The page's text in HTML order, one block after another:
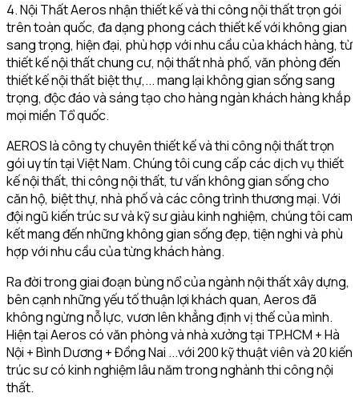
4. Nội Thất Aeros nhận thiết kế và thi công nội thất trọn gói
trên toàn quốc, đa dạng phong cách thiết kế với không gian
sang trọng, hiện đại, phù hợp với nhu cầu của khách hàng, từ
thiết kế nội thất chung cư, nội thất nhà phố, văn phòng đến
thiết kế nội thất biệt thự,... mang lại không gian sống sang
trọng, độc đáo và sáng tạo cho hàng ngàn khách hàng khắp
mọi miền Tổ quốc.
AEROS là công ty chuyên thiết kế và thi công nội thất trọn
gói uy tín tại Việt Nam. Chúng tôi cung cấp các dịch vụ thiết
kế nội thất, thi công nội thất, tư vấn không gian sống cho
căn hộ, biệt thự, nhà phố và các công trình thương mại. Với
đội ngũ kiến trúc sư và kỹ sư giàu kinh nghiệm, chúng tôi cam
kết mang đến những không gian sống đẹp, tiện nghi và phù
hợp với nhu cầu của từng khách hàng.
Ra đời trong giai đoạn bùng nổ của ngành nội thất xây dựng,
bên cạnh những yếu tố thuận lợi khách quan, Aeros đã
không ngừng nỗ lực, vươn lên khẳng định vị thế của mình.
Hiện tại Aeros có văn phòng và nhà xưởng tại TP.HCM + Hà
Nội + Bình Dương + Đồng Nai ...với 200 kỹ thuật viên và 20 kiến
trúc sư có kinh nghiệm lâu năm trong nghành thi công nội
thất.